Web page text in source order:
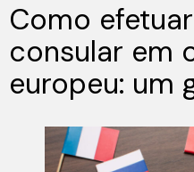
Como
consular em
europeu: um